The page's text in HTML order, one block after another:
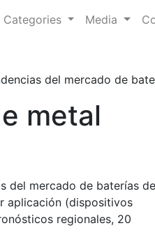
Categories Media
del mercado de
metal
del mercado de baterías de
aplicación (dispositivos
regionales, 20